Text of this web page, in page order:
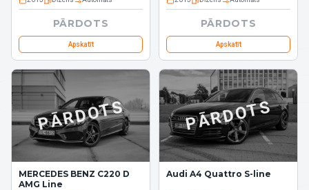
PĀRDOTS
Apskatīt
PĀRDOTS
Apskatīt
PĀRDOTS
MERCEDES BENZ C220 D
AMG Line
PĀRDOTS
Audi A4 Quattro S-line